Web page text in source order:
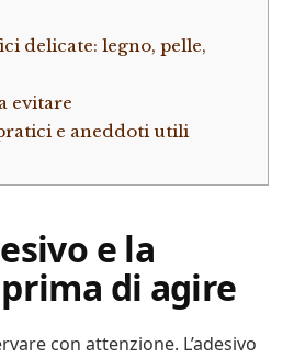
delicate: legno, pelle,
evitare
e aneddoti utili
e la
di agire
con attenzione. L’adesivo